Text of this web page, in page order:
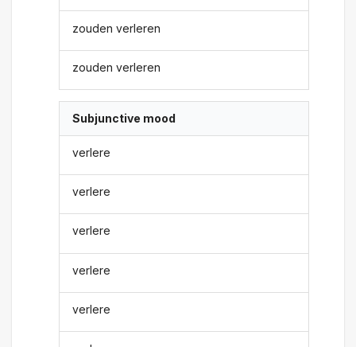
zouden verleren
zouden verleren
Subjunctive mood
verlere
verlere
verlere
verlere
verlere